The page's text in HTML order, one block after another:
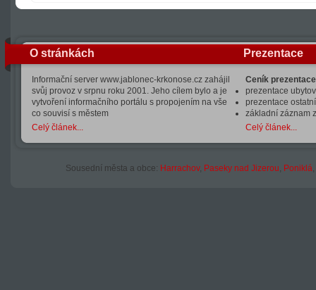
O stránkách
Informační server www.jablonec-krkonose.cz zahájil
svůj provoz v srpnu roku 2001. Jeho cílem bylo a je
vytvoření informačního portálu s propojením na vše
co souvisí s městem
Celý článek...
Prezentace
Ceník
prezentace
prezentace
základní záznam
Celý článek...
Sousední města a obce: Harrachov, Paseky nad Jizerou, Poniklá,